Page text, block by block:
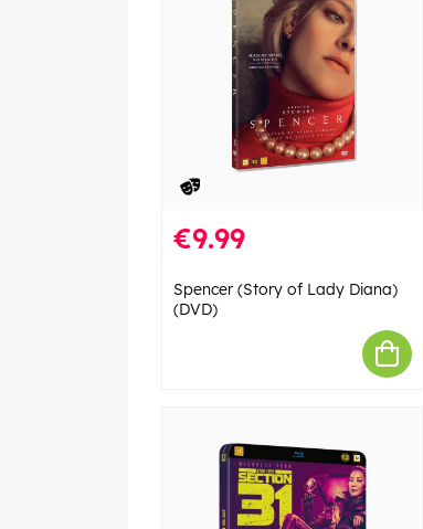
€9.99
Spencer (Story of Lady Diana)
(DVD)